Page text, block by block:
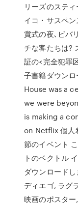
リーズのステ
イコ・サスペ
賞式の夜､ビバ
チな客たちは?
証の<完全犯罪
子書籍ダウン
House was a
we were
is making a
on Netflix 個人
節のイベント
トのベクトル
ダウンロード
ディエゴ, ラグ
映画のポスター